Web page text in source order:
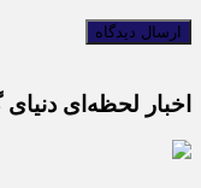
اخبار لحظه‌ای